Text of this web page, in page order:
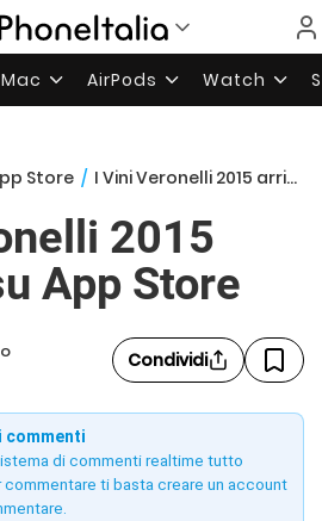
Mac AirPods Watch
Store / I Vini Veronelli 2015 arrivano su App Store
2015
App Store
Condividi
commenti
di commenti realtime tutto
commentare ti basta creare un account